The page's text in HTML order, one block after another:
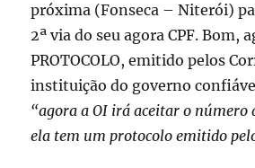
próxima (Fonseca – Niterói)
2ª via do seu agora CPF. Bom,
PROTOCOLO, emitido pelos
instituição do governo
“agora a OI irá aceitar o número
ela tem um protocolo emitido